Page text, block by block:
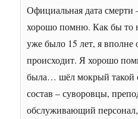
Официальная дата смерти
хорошо помню. Как бы то
уже было 15 лет, я вполне
происходит. Я хорошо
была… шёл мокрый такой
состав – суворовцы,
обслуживающий